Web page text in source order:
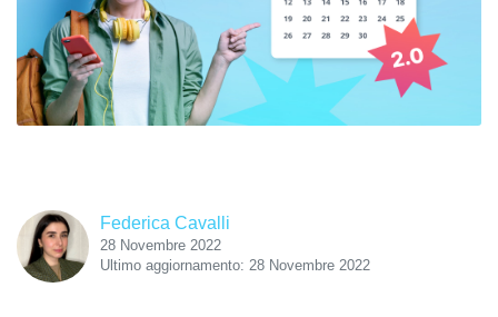
Federica Cavalli
28 Novembre 2022
Ultimo aggiornamento: 28 Novembre 2022